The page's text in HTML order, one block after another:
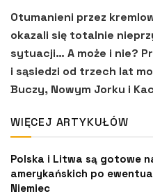
Otumanieni przez
okazali się totalnie
sytuacji… A może i nie?
i sąsiedzi od trzech lat
Buczy, Nowym Jorku i
WIĘCEJ ARTYKUŁÓW
Polska i Litwa są gotowe
amerykańskich po
Niemiec